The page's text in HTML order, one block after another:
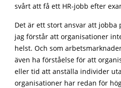
svårt att få ett HR-jobb efter
Det är ett stort ansvar att jobba
jag förstår att organisationer
helst. Och som
även ha förståelse för att
eller tid att anställa individer
organisationer har redan för